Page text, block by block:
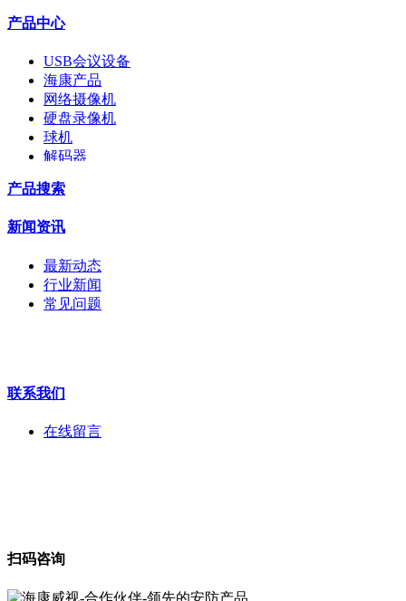
产品中心
USB会议设备
海康产品
网络摄像机
硬盘录像机
球机
解码器
配件
拼接屏
安检门
工程宝
海康机器人
产品搜索
新闻资讯
最新动态
行业新闻
常见问题
联系我们
在线留言
扫码咨询